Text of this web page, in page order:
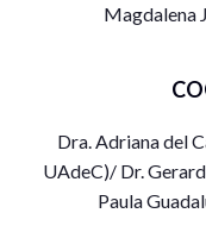
Magdalena
Dra. Adriana del
UAdeC)/ Dr.
Paula